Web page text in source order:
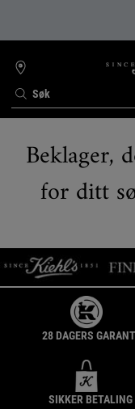
Søk
FINN
BUTIKK
Beklager,
for ditt
28 DAGERS
SIKKER BETALING